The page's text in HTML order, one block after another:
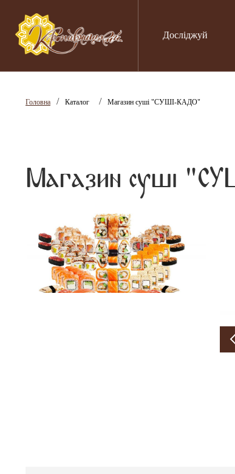
Досліджуй
Головна / Каталог / Магазин суші "СУШІ-КАДО"
Магазин суші